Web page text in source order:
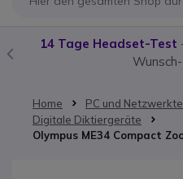
14 Tage Headset-Test
Home
PC und
Digitale Diktiergeräte
Olympus ME34 Compact